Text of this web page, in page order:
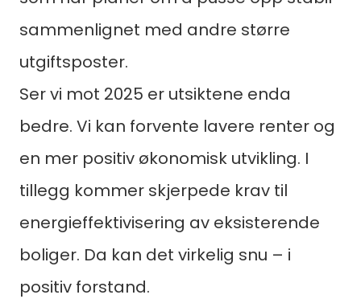
sammenlignet med andre større
utgiftsposter.
Ser vi mot 2025 er utsiktene enda
bedre. Vi kan forvente lavere renter og
en mer positiv økonomisk utvikling. I
tillegg kommer skjerpede krav til
energieffektivisering av eksisterende
boliger. Da kan det virkelig snu – i
positiv forstand.